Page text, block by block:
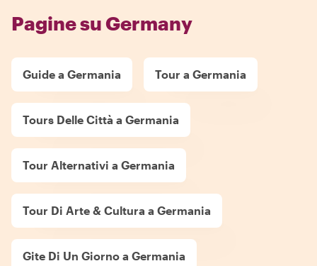
Pagine su Germany
Guide a Germania Tour a Germania
Tours Delle Città a Germania
Tour Alternativi a Germania
Tour Di Arte & Cultura a Germania
Gite Di Un Giorno a Germania